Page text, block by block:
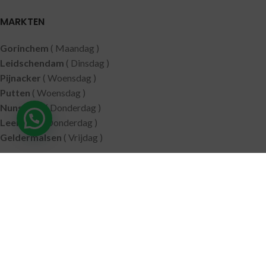
MARKTEN
Gorinchem ( Maandag )
Leidschendam ( Dinsdag )
Pijnacker ( Woensdag )
Putten ( Woensdag )
Nunspeet ( Donderdag )
Leerdam( Donderdag )
Geldermalsen ( Vrijdag )